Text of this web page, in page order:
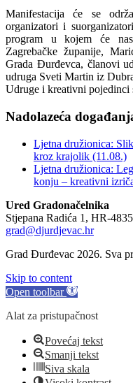
Manifestacija će se
organizatori i
program u kojem će
Zagrebačke županije,
Grada Đurđevca, članovi
udruga Sveti Martin iz
Udruge i kreativni pojedinci
Nadolazeća
Ljetna družionica:
kroz krajolik (11.08.)
Ljetna družionica:
konju – kreativni
Ured Gradonačelnika
Stjepana Radića 1, HR-
grad@djurdjevac.hr
Grad Đurđevac 2026. Sva
Skip to content
Open toolbar
Alat za pristupačnost
Povećaj tekst
Smanji tekst
Siva skala